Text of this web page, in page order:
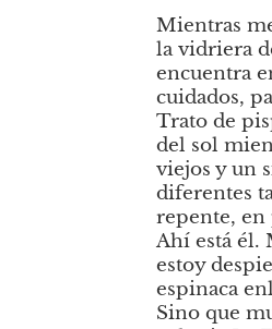
Mientras
la vidriera
encuentra
cuidados,
Trato de
del sol
viejos y un
diferentes
repente,
Ahí está él.
estoy
espinaca
Sino que